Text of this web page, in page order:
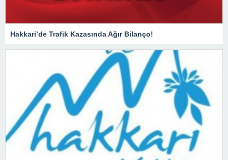
Hakkari’de Trafik Kazasında Ağır Bilanço!